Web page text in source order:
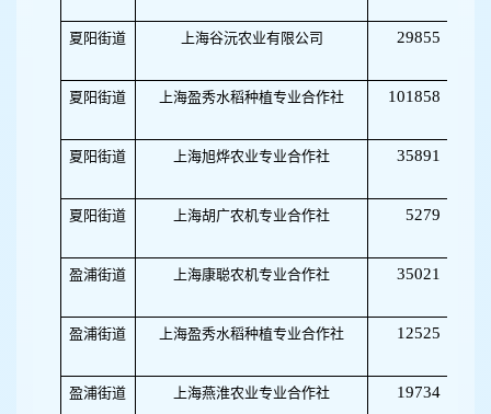
夏阳街道 上海谷沅农业有限公司 29855
夏阳街道 上海盈秀水稻种植专业合作社 101858
夏阳街道 上海旭烨农业专业合作社 35891
夏阳街道 上海胡广农机专业合作社 5279
盈浦街道 上海康聪农机专业合作社 35021
盈浦街道 上海盈秀水稻种植专业合作社 12525
盈浦街道 上海燕淮农业专业合作社 19734